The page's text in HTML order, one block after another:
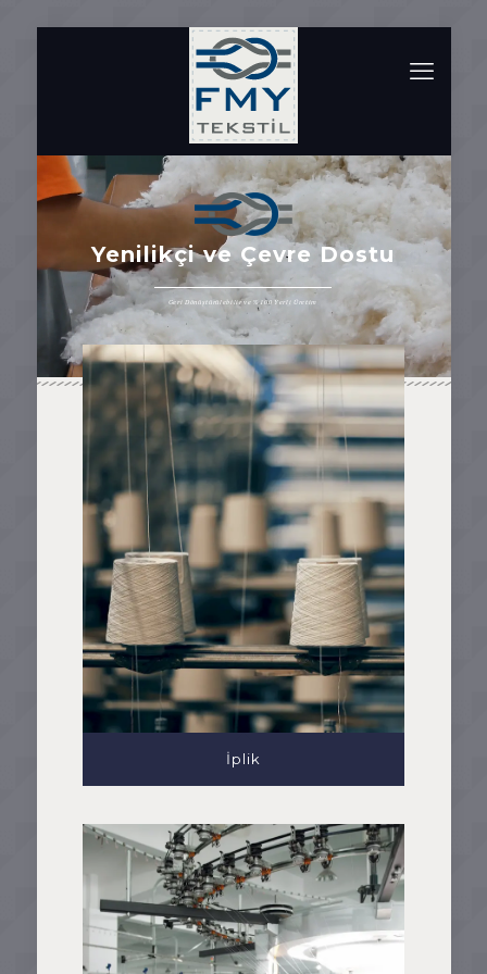
Yenilikçi ve Çevre Dostu
Geri Dönüştürülebilir ve %100 Yerli Üretim
İplik